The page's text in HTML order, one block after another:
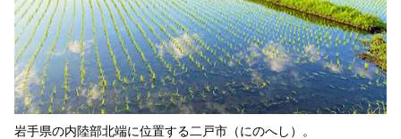
岩手県の内陸部北端に位置する二戸市（にのへし）。